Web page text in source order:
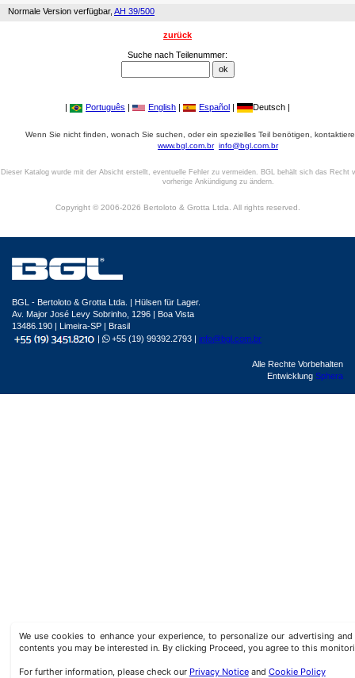
Normale Version verfügbar, AH 39/500
zurück
Suche nach Teilenummer:
| Português | English | Español | Deutsch |
Wenn Sie nicht finden, wonach Sie suchen, oder ein spezielles Teil benötigen,
www.bgl.com.br info@bgl.com.br
Dieser Katalog wurde mit der Absicht erstellt, eventuelle Fehler zu vermeiden. BGL behält sich das Recht
vorherige Ankündigung zu ändern.
Copyright © 2006-2026 Bertoloto & Grotta Ltda. All rights reserved.
We use cookies to enhance your experience, to personalize our advertising
contents you may be interested in. By clicking Proceed, you agree to this
For further information, please check our Privacy Noticeand Cookie Policy
BGL - Bertoloto & Grotta Ltda. | Hülsen für Lager.
Av. Major José Levy Sobrinho, 1296 | Boa Vista
13486.190 | Limeira-SP | Brasil
|
+55 (19) 99392.2793 | info@bgl.com.br
Alle Rechte Vorbehalten
Entwicklung Sphera